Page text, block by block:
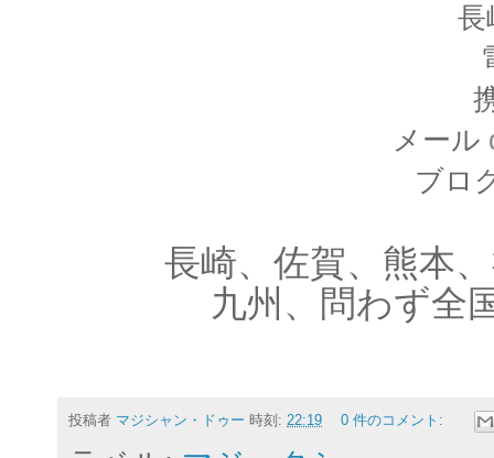
長
メール
ブロ
長崎、佐賀、熊本
九州、問わず全
投稿者 マジシャン・ドゥー 時刻: 22:19 0 件のコメント: